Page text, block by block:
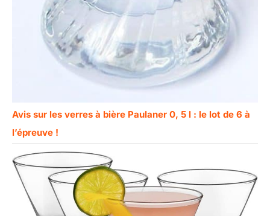
Avis sur les verres à bière Paulaner 0, 5 l : le lot de 6 à
l’épreuve !